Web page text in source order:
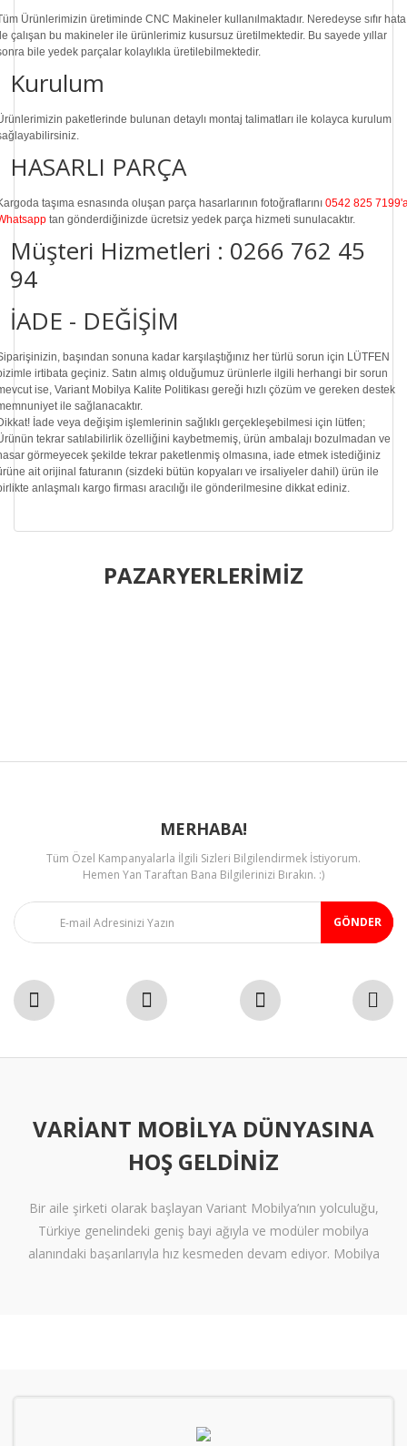
Ürünlerimizin üretiminde CNC Makine ler kullanılmaktadır. Neredeyse sıfır hata
çalışan bu makineler ile ürünlerimiz kusursuz üretilmektedir. Bu sayede yıllar
bile yedek parçalar kolaylıkla üretilebilmektedir.
Kurulum
paketlerinde bulunan detaylı montaj talimatları ile kolayca kurulum
HASARLI PARÇA
taşıma esnasında oluşan parça hasarlarının fotoğraflarını 0542 825
tan gönderdiğinizde ücretsiz yedek parça hizmeti sunulacaktır.
Müşteri Hizmetleri : 0266 762 45
94
İADE - DEĞİŞİM
başından sonuna kadar karşılaştığınız her türlü sorun için LÜTFEN
irtibata geçiniz. Satın almış olduğumuz ürünlerle ilgili herhangi bir sorun
ise, Variant Mobilya Kalite Politikası gereği hızlı çözüm ve gereken destek
ile sağlanacaktır.
İade veya değişim işlemlerinin sağlıklı gerçekleşebilmesi için lütfen;
tekrar satılabilirlik özelliğini kaybetmemiş, ürün ambalajı bozulmadan ve
görmeyecek şekilde tekrar paketlenmiş olmasına, iade etmek istediğiniz
ait orijinal faturanın (sizdeki bütün kopyaları ve irsaliyeler dahil) ürün ile
anlaşmalı kargo firması aracılığı ile gönderilmesine dikkat ediniz.
Bu ürüne ilk yorumu siz yapın!
konularda yetersiz gördüğünüz noktaları öneri formunu
kullanarak tarafımıza iletebilirsiniz.
Gönder
PAZARYERLERİMİZ
MERHABA!
Tüm Özel Kampanyalarla İlgili Sizleri Bilgilendirmek İstiyorum.
Hemen Yan Taraftan Bana Bilgilerinizi Bırakın. :)
GÖNDER
VARIANT MOBILYA DÜNYASINA
HOŞ GELDINIZ
Bir aile şirketi olarak başlayan Variant Mobilya’nın yolculuğu,
Türkiye genelindeki geniş bayi ağıyla ve modüler mobilya
alanındaki başarılarıyla hız kesmeden devam ediyor. Mobilya
tepelere çıkarıyoruz. Kanserojen içermeyen materyallerle üretilen